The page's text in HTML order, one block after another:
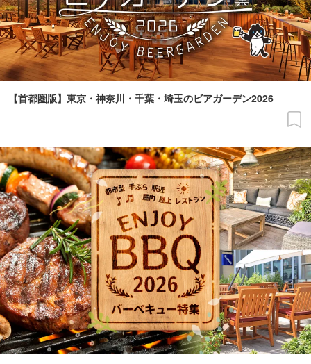
【首都圏版】東京・神奈川・千葉・埼玉のビアガーデン2026